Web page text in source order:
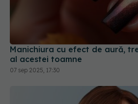
Manichiura cu efect de aură,
07 sep 2025, 17:30